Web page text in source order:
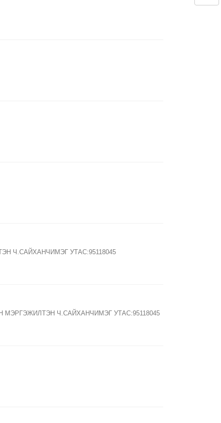
Ч.САЙХАНЧИМЭГ УТАС:95118045
МЭРГЭЖИЛТЭН Ч.САЙХАНЧИМЭГ УТАС:95118045